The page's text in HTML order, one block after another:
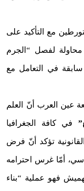
مع التأكيد على
محاولة لفصل “الجرم
في التعامل مع
عين العرب أنّ العلم
في كافة الجغرافيا
تؤكد أنّ فرض
أمّا غرس احترامه
فهو عملية “بناء